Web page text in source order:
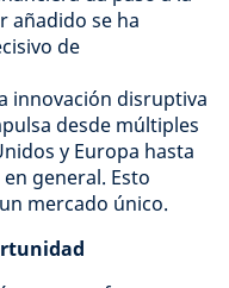
añadido se ha
de
innovación disruptiva
desde múltiples
y Europa hasta
general. Esto
mercado único.